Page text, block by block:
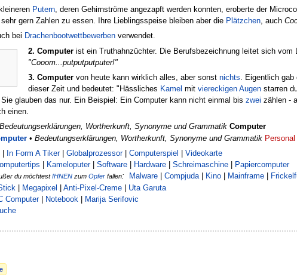
Putern , deren Gehirnströme angezapft werden konnten, eroberte der
gern Zahlen zu essen. Ihre Lieblingsspeise bleiben aber die Plätzchen , auch
bei Drachenbootwettbewerben verwendet.
2. Computerist ein Truthahnzüchter. Die Berufsbezeichnung leitet sich vom
"Cooom...putputputputer!"
3. Computervon heute kann wirklich alles, aber sonst nichts. Eigentlich gab
dieser Zeit und bedeutet: "Hässliches Kamel mit viereckigen Augenstarren
glauben das nur. Ein Beispiel: Ein Computer kann nicht einmal bis zwei zählen -
einen.
Bedeutungserklärungen, Wortherkunft, Synonyme und Grammatik Computer
• Bedeutungserklärungen, Wortherkunft, Synonyme und Grammatik
In Form A Tiker| Globalprozessor| Computerspiel
Videokarte
Kameloputer| Software Hardware Schreimaschine
Papiercomputer
du möchtestIHNEN zum Opfer fallen: Malware Compjuda| Kino Mainframe
Megapixel Anti-Pixel-Creme
Uta Garuta
Computer| Notebook
Marija Serifovic